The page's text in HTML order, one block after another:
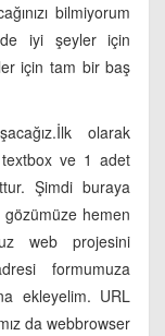
bilmiyorum
iyi şeyler için
için tam bir baş
olarak
ve 1 adet
Şimdi buraya
hemen
web projesini
formumuza
ekleyelim. URL
da webbrowser